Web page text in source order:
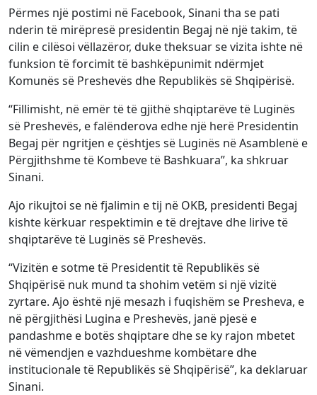
Përmes një postimi në Facebook, Sinani tha se pati
nderin të mirëpresë presidentin Begaj në një takim, të
cilin e cilësoi vëllazëror, duke theksuar se vizita ishte në
funksion të forcimit të bashkëpunimit ndërmjet
Komunës së Preshevës dhe Republikës së Shqipërisë.
“Fillimisht, në emër të të gjithë shqiptarëve të Luginës
së Preshevës, e falënderova edhe një herë Presidentin
Begaj për ngritjen e çështjes së Luginës në Asamblenë e
Përgjithshme të Kombeve të Bashkuara”, ka shkruar
Sinani.
Ajo rikujtoi se në fjalimin e tij në OKB, presidenti Begaj
kishte kërkuar respektimin e të drejtave dhe lirive të
shqiptarëve të Luginës së Preshevës.
“Vizitën e sotme të Presidentit të Republikës së
Shqipërisë nuk mund ta shohim vetëm si një vizitë
zyrtare. Ajo është një mesazh i fuqishëm se Presheva, e
në përgjithësi Lugina e Preshevës, janë pjesë e
pandashme e botës shqiptare dhe se ky rajon mbetet
në vëmendjen e vazhdueshme kombëtare dhe
institucionale të Republikës së Shqipërisë”, ka deklaruar
Sinani.